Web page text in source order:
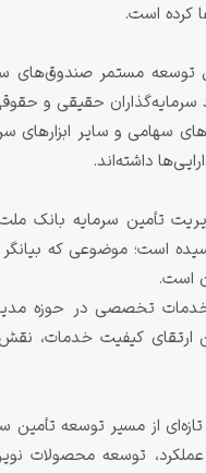
کرده است.
مستمر صندوق‌های
سرمایه‌گذاران حقیقی و
سهامی و سایر ابزارهای
داشته‌اند.
تأمین سرمایه بانک
افزایش یافته و به رکورد جدید ۱۳۰ همت رسیده
است.
تخصصی در حوزه
ارتقای کیفیت خدمات، نقش
فصل تازه‌ای از مسیر توسعه
توسعه محصولات